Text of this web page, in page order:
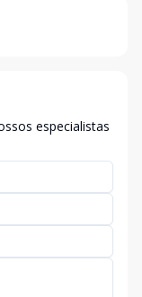
especialistas